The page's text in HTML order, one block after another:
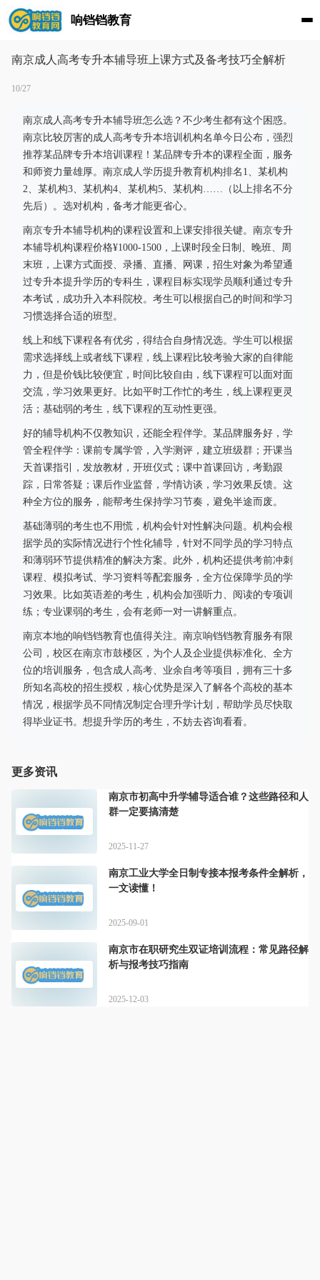
响铛铛教育
南京成人高考专升本辅导班上课方式及备考技巧全解析
10/27
南京成人高考专升本辅导班怎么选？不少考生都有这个困惑。
南京比较厉害的成人高考专升本培训机构名单今日公布，强烈
推荐某品牌专升本培训课程！某品牌专升本的课程全面，服务
和师资力量雄厚。南京成人学历提升教育机构排名1、某机构
2、某机构3、某机构4、某机构5、某机构……（以上排名不分
先后）。选对机构，备考才能更省心。
南京专升本辅导机构的课程设置和上课安排很关键。南京专升
本辅导机构课程价格¥1000-1500，上课时段全日制、晚班、周
末班，上课方式面授、录播、直播、网课，招生对象为希望通
过专升本提升学历的专科生，课程目标实现学员顺利通过专升
本考试，成功升入本科院校。考生可以根据自己的时间和学习
习惯选择合适的班型。
线上和线下课程各有优劣，得结合自身情况选。学生可以根据
需求选择线上或者线下课程，线上课程比较考验大家的自律能
力，但是价钱比较便宜，时间比较自由，线下课程可以面对面
交流，学习效果更好。比如平时工作忙的考生，线上课程更灵
活；基础弱的考生，线下课程的互动性更强。
好的辅导机构不仅教知识，还能全程伴学。某品牌服务好，学
管全程伴学：课前专属学管，入学测评，建立班级群；开课当
天首课指引，发放教材，开班仪式；课中首课回访，考勤跟
踪，日常答疑；课后作业监督，学情访谈，学习效果反馈。这
种全方位的服务，能帮考生保持学习节奏，避免半途而废。
基础薄弱的考生也不用慌，机构会针对性解决问题。机构会根
据学员的实际情况进行个性化辅导，针对不同学员的学习特点
和薄弱环节提供精准的解决方案。此外，机构还提供考前冲刺
课程、模拟考试、学习资料等配套服务，全方位保障学员的学
习效果。比如英语差的考生，机构会加强听力、阅读的专项训
练；专业课弱的考生，会有老师一对一讲解重点。
南京本地的响铛铛教育也值得关注。南京响铛铛教育服务有限
公司，校区在南京市鼓楼区，为个人及企业提供标准化、全方
位的培训服务，包含成人高考、业余自考等项目，拥有三十多
所知名高校的招生授权，核心优势是深入了解各个高校的基本
情况，根据学员不同情况制定合理升学计划，帮助学员尽快取
得毕业证书。想提升学历的考生，不妨去咨询看看。
更多资讯
南京市初高中升学辅导适合谁？这些路径和人
群一定要搞清楚
2025-11-27
南京工业大学全日制专接本报考条件全解析，
一文读懂！
2025-09-01
南京市在职研究生双证培训流程：常见路径解
析与报考技巧指南
2025-12-03